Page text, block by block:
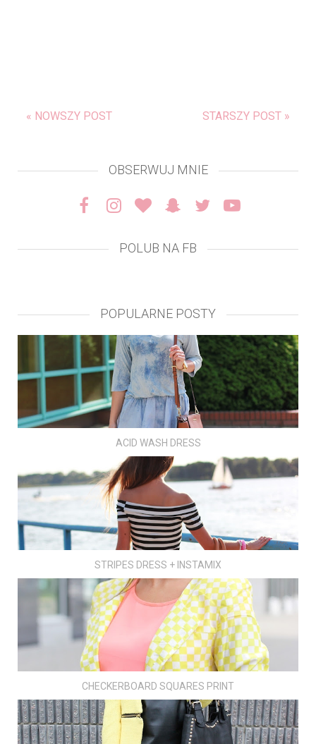
« NOWSZY POST STARSZY POST »
OBSERWUJ MNIE
POLUB NA FB
POPULARNE POSTY
ACID WASH DRESS
STRIPES DRESS + INSTAMIX
CHECKERBOARD SQUARES PRINT